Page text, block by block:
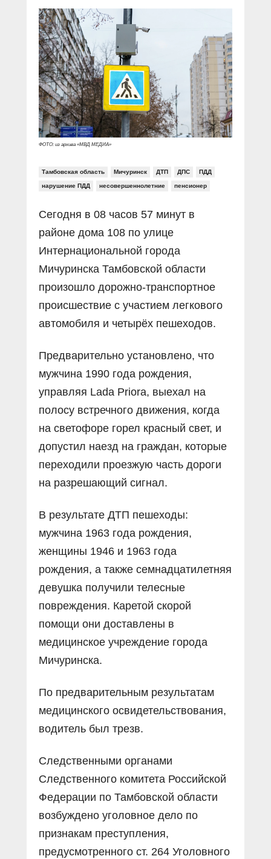
Документальные фильмы
В знании сила
Специальный репортаж
КиберПОСТОВОЙ
Газета «Щит и меч»
Журнал «Полиция России»
О ПОРТАЛЕ
Контакты
Вакансии
ФОТО: из архива «МВД МЕДИА»
Тамбовская область Мичуринск ДТП ДПС ПДД
нарушение ПДД несовершеннолетние пенсионер
Сегодня в 08 часов 57 минут в
районе дома 108 по улице
Интернациональной города
Мичуринска Тамбовской области
произошло дорожно-транспортное
происшествие с участием легкового
автомобиля и четырёх пешеходов.
Предварительно установлено, что
мужчина 1990 года рождения,
управляя Lada Priora, выехал на
полосу встречного движения, когда
на светофоре горел красный свет, и
допустил наезд на граждан, которые
переходили проезжую часть дороги
на разрешающий сигнал.
В результате ДТП пешеходы:
мужчина 1963 года рождения,
женщины 1946 и 1963 года
рождения, а также семнадцатилетняя
девушка получили телесные
повреждения. Каретой скорой
помощи они доставлены в
медицинское учреждение города
Мичуринска.
По предварительным результатам
медицинского освидетельствования,
водитель был трезв.
Следственными органами
Следственного комитета Российской
Федерации по Тамбовской области
возбуждено уголовное дело по
признакам преступления,
предусмотренного ст. 264 Уголовного